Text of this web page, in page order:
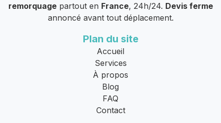
remorquagepartout en France, 24h/24. Devis ferme
annoncé avant tout déplacement.
Plan du site
Accueil
Services
À propos
Blog
FAQ
Contact